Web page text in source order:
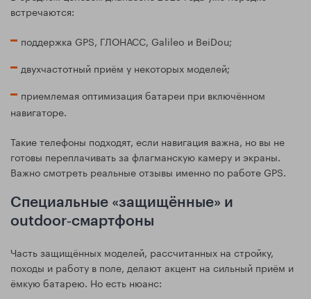
встречаются:
поддержка GPS, ГЛОНАСС, Galileo и BeiDou;
двухчастотный приём у некоторых моделей;
приемлемая оптимизация батареи при включённом
навигаторе.
Такие телефоны подходят, если навигация важна, но вы не
готовы переплачивать за флагманскую камеру и экраны.
Важно смотреть реальные отзывы именно по работе GPS.
Специальные «защищённые» и
outdoor‑смартфоны
Часть защищённых моделей, рассчитанных на стройку,
походы и работу в поле, делают акцент на сильный приём и
ёмкую батарею. Но есть нюанс: